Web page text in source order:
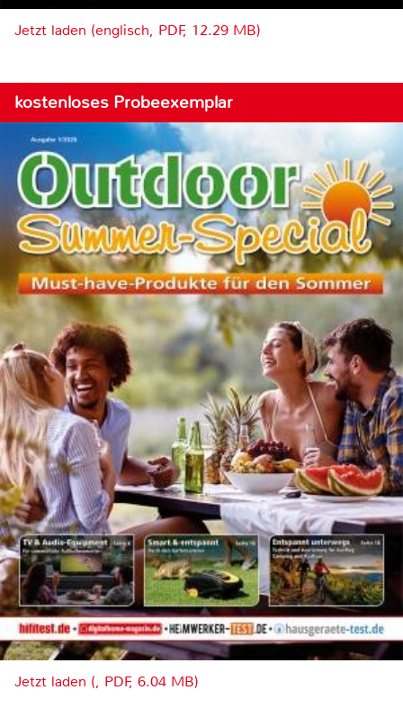
Jetzt laden (englisch, PDF, 12.29 MB)
kostenloses Probeexemplar
Jetzt laden (, PDF, 6.04 MB)